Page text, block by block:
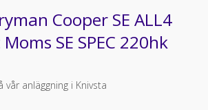
Cooper SE ALL4
SE SPEC 220hk
vår anläggning i Knivsta